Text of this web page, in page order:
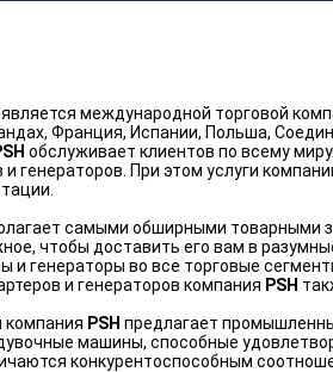
является международной торговой
Франция, Испании, Польша,
обслуживает клиентов по всему
генераторов. При этом услуги
самыми обширными товарными
чтобы доставить его вам в
и генераторы во все торговые
и генераторов компания PSH
компания PSH предлагает
машины, способные
конкурентоспособным